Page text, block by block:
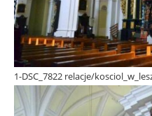
1-DSC_7822 relacje/